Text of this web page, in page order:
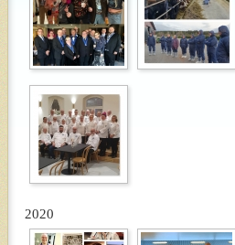
2020